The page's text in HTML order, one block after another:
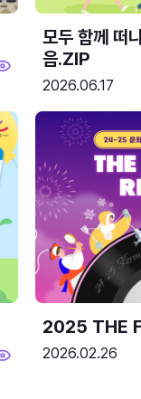
모두 함께 떠
음.ZIP
2026.06.17
2025 THE
2026.02.26